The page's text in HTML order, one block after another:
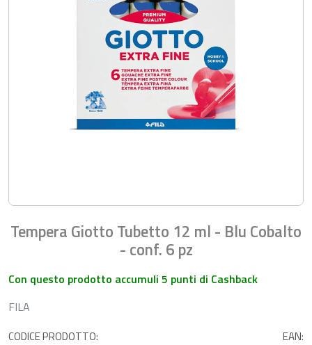
Tempera Giotto Tubetto 12 ml - Blu Cobalto
- conf. 6 pz
Con questo prodotto accumuli 5 punti di Cashback
FILA
CODICE PRODOTTO:
EAN: